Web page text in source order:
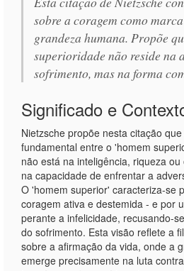
sobre a coragem como
grandeza humana. Propõe
superioridade não reside na
sofrimento, mas na forma
Significado e
Nietzsche propõe nesta citação
fundamental entre o 'homem
não está na inteligência, riqueza
na capacidade de enfrentar a
O 'homem superior' caracteriza-se
coragem ativa e destemida - e por
perante a infelicidade, recusando-
do sofrimento. Esta visão reflete a
sobre a afirmação da vida, onde a
emerge precisamente na luta